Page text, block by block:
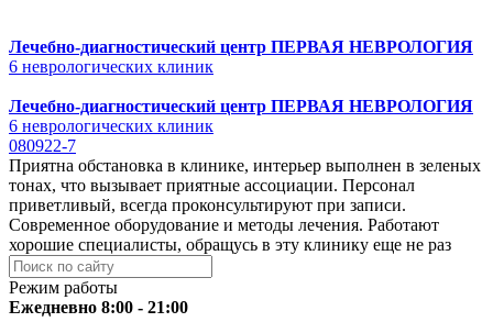
Лечебно-диагностический центр ПЕРВАЯ НЕВРОЛОГИЯ
6 неврологических клиник
Лечебно-диагностический центр ПЕРВАЯ НЕВРОЛОГИЯ
6 неврологических клиник
080922-7
Приятна обстановка в клинике, интерьер выполнен в зеленых
тонах, что вызывает приятные ассоциации. Персонал
приветливый, всегда проконсультируют при записи.
Современное оборудование и методы лечения. Работают
хорошие специалисты, обращусь в эту клинику еще не раз
Режим работы
Ежедневно 8:00 - 21:00